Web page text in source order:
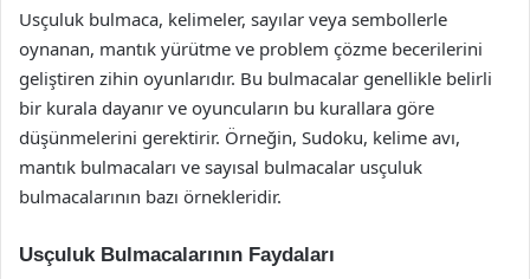
Usçuluk bulmaca, kelimeler, sayılar veya sembollerle
oynanan, mantık yürütme ve problem çözme becerilerini
geliştiren zihin oyunlarıdır. Bu bulmacalar genellikle belirli
bir kurala dayanır ve oyuncuların bu kurallara göre
düşünmelerini gerektirir. Örneğin, Sudoku, kelime avı,
mantık bulmacaları ve sayısal bulmacalar usçuluk
bulmacalarının bazı örnekleridir.
Usçuluk Bulmacalarının Faydaları